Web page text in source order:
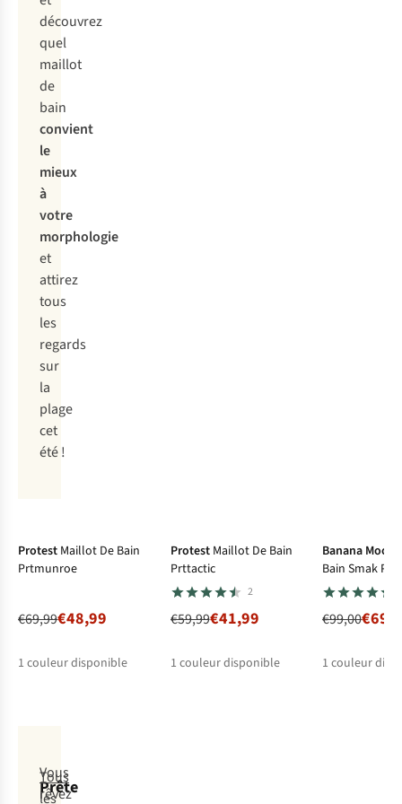
découvrez
quel
maillot
de
bain
convient
le
mieux
à
votre
morphologie
et
attirez
tous
les
regards
sur
la
plage
cet
été !
Protest Maillot De Bain
Prtmunroe
€69,99€48,99
1 couleur disponible
Protest Maillot De Bain
Prttactic
2
€59,99€41,99
1 couleur disponible
Banana Moon
Bain Smak
€99,00
1 couleur
Prête
Vous
rêvez
Tous
les